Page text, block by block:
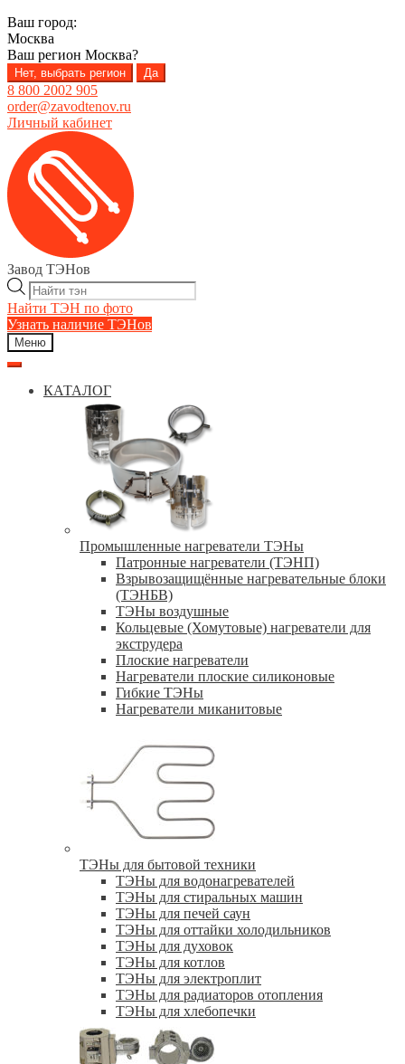
Ваш город:
Москва
Ваш регион Москва?
Нет, выбрать регион Да
8 800 2002 905
order@zavodtenov.ru
Личный кабинет
Перейти
навигации
Перейти
содержимому
Завод ТЭНов
Поиск
товаров
Найти ТЭН по фото
Узнать наличие ТЭНов
Меню
КАТАЛОГ
Промышленные нагреватели ТЭНы
Патронные нагреватели (ТЭНП)
Взрывозащищённые нагревательные блоки
(ТЭНБВ)
ТЭНы воздушные
Кольцевые (Хомутовые) нагреватели для
экструдера
Плоские нагреватели
Нагреватели плоские силиконовые
Гибкие ТЭНы
Нагреватели миканитовые
ТЭНы для бытовой техники
ТЭНы для водонагревателей
ТЭНы для стиральных машин
ТЭНы для печей саун
ТЭНы для оттайки холодильников
ТЭНы для духовок
ТЭНы для котлов
ТЭНы для электроплит
ТЭНы для радиаторов отопления
ТЭНы для хлебопечки